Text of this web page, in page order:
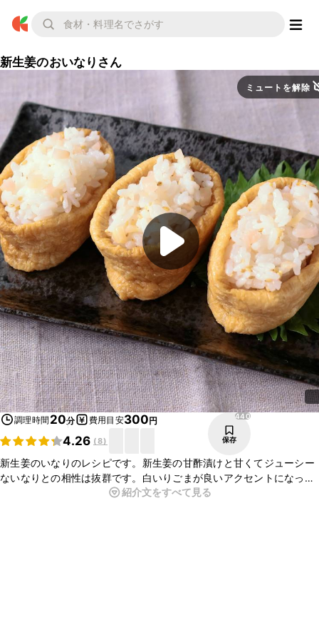
新生姜のおいなりさん
ミュートを解除
調理時間 20分 費用目安300円
4.26 (8)
440
保存
新生姜のいなりのレシピです。新生姜の甘酢漬けと甘くてジューシー
ないなりとの相性は抜群です。白いりごまが良いアクセントになって
おいしいですよ。いつものいなりとは一味違った味わいになりおいし
紹介文をすべて見る